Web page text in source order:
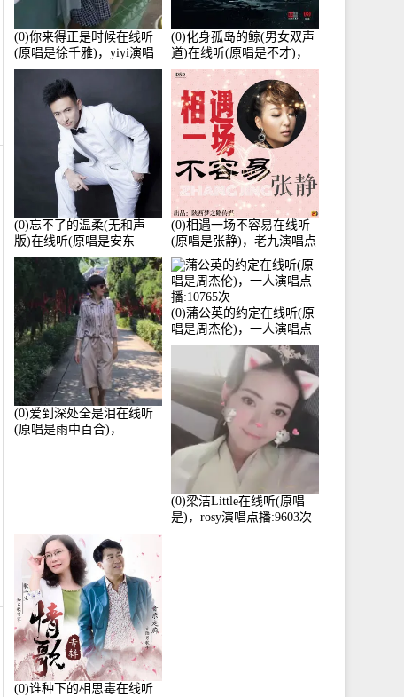
(0)你来得正是时候在线听
(原唱是徐千雅)，yiyi演唱
点播:21991次
(0)化身孤岛的鲸(男女双声
道)在线听(原唱是不才)，
HGBai演唱点播:19428次
(0)忘不了的温柔(无和声
版)在线听(原唱是安东
阳)，老九演唱点播:17392
次
(0)相遇一场不容易在线听
(原唱是张静)，老九演唱点
播:11453次
(0)爱到深处全是泪在线听
(原唱是雨中百合)，
(0)蒲公英的约定在线听(原
唱是周杰伦)，一人演唱点
播:10765次
(0)梁洁Little在线听(原唱
是)，rosy演唱点播:9603次
(0)谁种下的相思毒在线听